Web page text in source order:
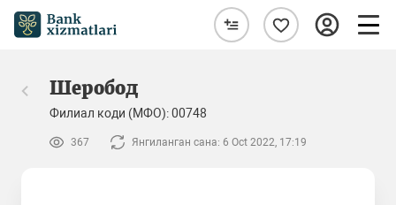
Шеробод
Филиал коди (МФО): 00748
367 Янгиланган сана: 6 Oct 2022, 17:19